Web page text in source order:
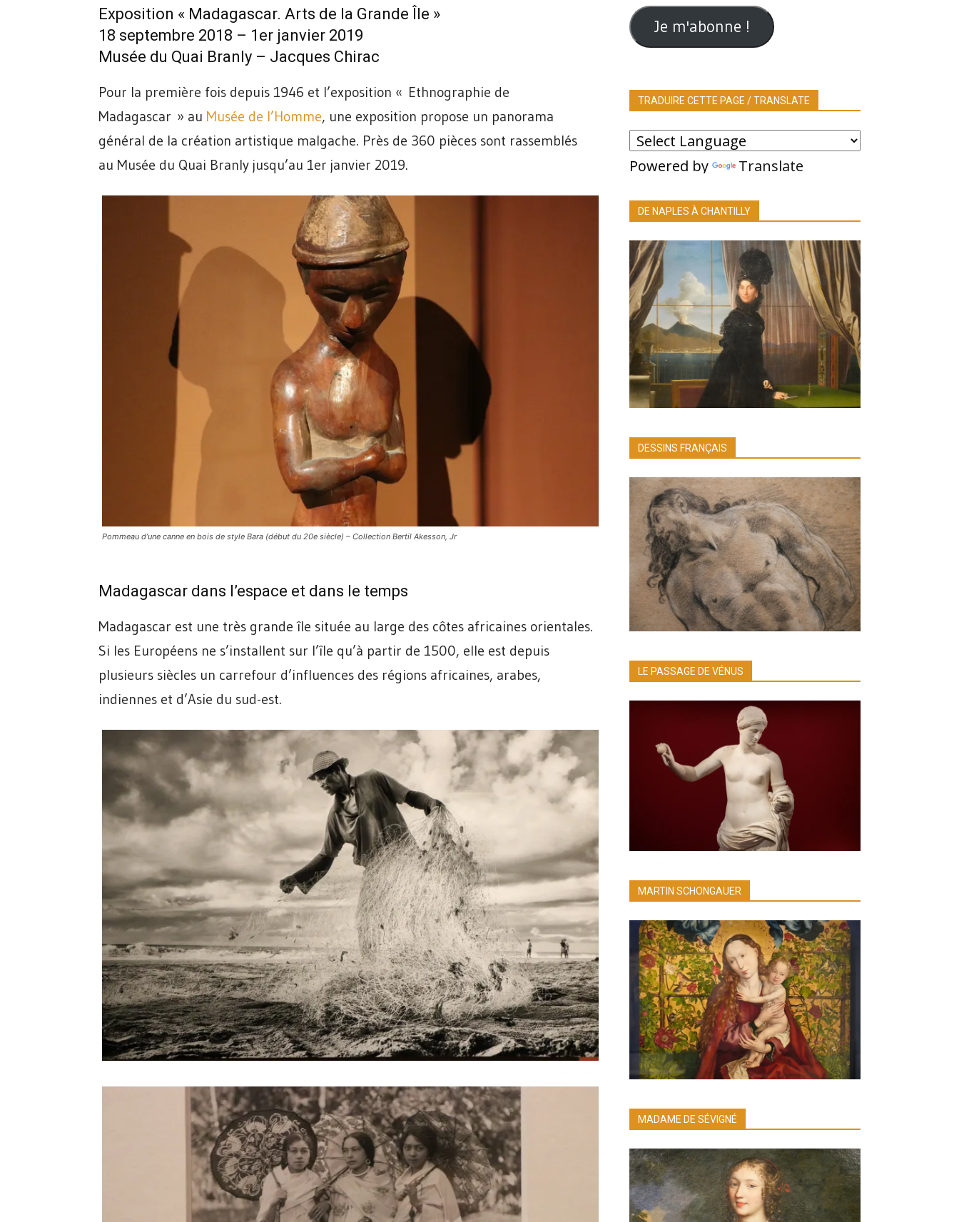
Exposition « Madagascar. Arts de la Grande Île »
18 septembre 2018 – 1er janvier 2019
Musée du Quai Branly – Jacques Chirac
Pour la première fois depuis 1946 et l’exposition « Ethnographie de
Madagascar » au Musée de l’Homme, une exposition propose un panorama
général de la création artistique malgache. Près de 360 pièces sont rassemblés
au Musée du Quai Branly jusqu’au 1er janvier 2019.
Pommeau d’une canne en bois de style Bara (début du 20e siècle) – Collection Bertil Akesson, Jr
Madagascar dans l’espace et dans le temps
Madagascar est une très grande île située au large des côtes africaines orientales.
Si les Européens ne s’installent sur l’île qu’à partir de 1500, elle est depuis
plusieurs siècles un carrefour d’influences des régions africaines, arabes,
indiennes et d’Asie du sud-est.
Je m'abonne !
TRADUIRE CETTE PAGE / TRANSLATE
Powered by Translate
DE NAPLES À CHANTILLY
DESSINS FRANÇAIS
LE PASSAGE DE VÉNUS
MARTIN SCHONGAUER
MADAME DE SÉVIGNÉ